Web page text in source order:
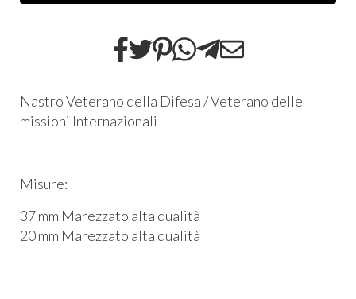
Nastro Veterano della Difesa / Veterano delle
missioni Internazionali
Misure:
37 mm Marezzato alta qualità
20 mm Marezzato alta qualità